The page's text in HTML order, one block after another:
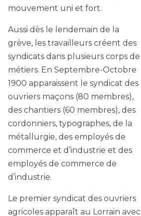
mouvement uni et fort.
Aussi dès le lendemain de la
grève, les travailleurs créent des
syndicats dans plusieurs corps de
métiers. En Septembre-Octobre
1900 apparaissent le syndicat des
ouvriers maçons (80 membres),
des chantiers (60 membres), des
cordonniers, typographes, de la
métallurgie, des employés de
commerce et d’industrie et des
employés de commerce de
d’industrie.
Le premier syndicat des ouvriers
agricoles apparaît au Lorrain avec